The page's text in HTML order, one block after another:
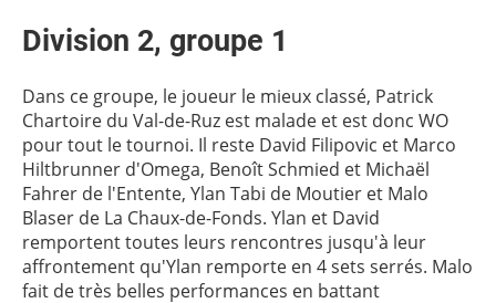
Division 2, groupe 1
Dans ce groupe, le joueur le mieux classé, Patrick
Chartoire du Val-de-Ruz est malade et est donc WO
pour tout le tournoi. Il reste David Filipovic et Marco
Hiltbrunner d'Omega, Benoît Schmied et Michaël
Fahrer de l'Entente, Ylan Tabi de Moutier et Malo
Blaser de La Chaux-de-Fonds. Ylan et David
remportent toutes leurs rencontres jusqu'à leur
affrontement qu'Ylan remporte en 4 sets serrés. Malo
fait de très belles performances en battant